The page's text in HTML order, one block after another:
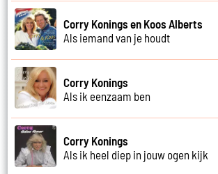
Corry Konings en Koos Alberts
Als iemand van je houdt
Corry Konings
Als ik eenzaam ben
Corry Konings
Als ik heel diep in jouw ogen kijk